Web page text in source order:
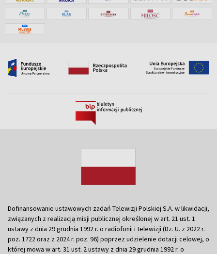
Dofinansowanie ustawowych zadań Telewizji Polskiej S.A. w likwidacji,
związanych z realizacją misji publicznej określonej w art. 21 ust. 1
ustawy z dnia 29 grudnia 1992 r. o radiofonii i telewizji (Dz. U. z 2022 r.
poz. 1722 oraz z 2024 r. poz. 96) poprzez udzielenie dotacji celowej, o
której mowa w art. 31 ust. 2 ustawy z dnia 29 grudnia 1992 r. o